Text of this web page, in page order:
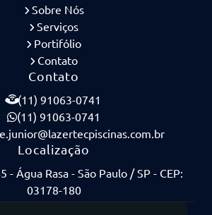
Sobre Nós
Serviços
Portifólio
Contato
Contato
(11) 91063-0741
(11) 91063-0741
Localização
- Água Rasa - São Paulo / SP - CEP:
03178-180